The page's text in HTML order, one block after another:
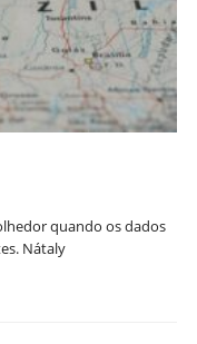
quando os dados
Nátaly